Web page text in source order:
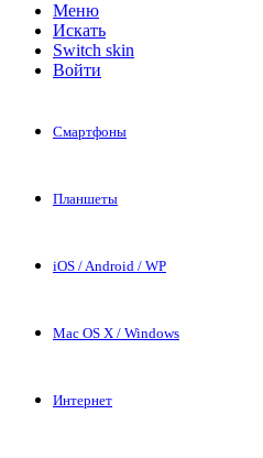
Меню
Искать
Switch skin
Войти
Смартфоны
Планшеты
iOS / Android / WP
Mac OS X / Windows
Интернет